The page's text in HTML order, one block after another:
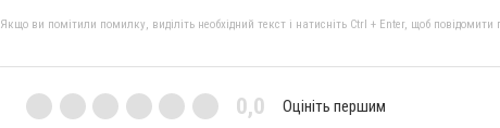
Якщо ви помітили помилку, виділіть необхідний текст і натисніть Ctrl + Enter, щоб повідомити
0,0 Оцініть першим